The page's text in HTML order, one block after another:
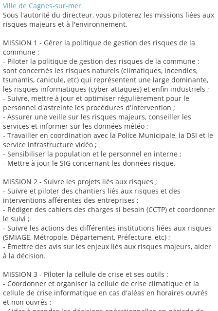
Ville de Cagnes-sur-mer
Sous l'autorité du directeur, vous piloterez les missions liées aux
risques majeurs et à l'environnement.
MISSION 1 - Gérer la politique de gestion des risques de la
commune :
- Piloter la politique de gestion des risques de la commune :
sont concernés les risques naturels (climatiques, incendies,
tsunamis, canicule, etc) qui représentent une large dominante,
les risques informatiques (cyber-attaques) et enfin industriels ;
- Suivre, mettre à jour et optimiser régulièrement pour le
personnel d'astreinte les procédures d'intervention ;
- Assurer une veille sur les risques majeurs, conseiller les
services et informer sur les données météo ;
- Travailler en coordination avec la Police Municipale, la DSI et le
service infrastructure vidéo ;
- Sensibiliser la population et le personnel en interne ;
- Mettre à jour le SIG concernant les données risque.
MISSION 2 - Suivre les projets liés aux risques ;
- Suivre et piloter des chantiers liés aux risques et des
interventions afférentes des entreprises ;
- Rédiger des cahiers des charges si besoin (CCTP) et coordonner
le suivi ;
- Suivre les actions des différentes institutions liées aux risques
(SMIAGE, Métropole, Département, Préfecture, etc) ;
- Émettre des avis sur les enjeux liés aux risques majeurs, aider
à la décision.
MISSION 3 - Piloter la cellule de crise et ses outils :
- Coordonner et organiser la cellule de crise climatique et la
cellule de crise informatique en cas d'aléas en horaires ouvrés
et non ouvrés ;